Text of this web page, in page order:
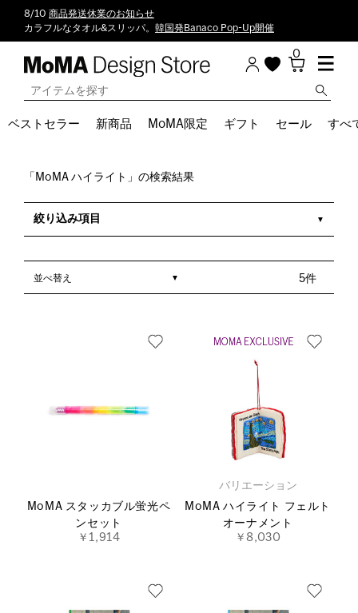
8/10 商品発送休業のお知らせ
カラフルなタオル&スリッパ。 韓国発Banaco Pop-Up開催
0
ベストセラー 新商品 MoMA限定 ギフト セール すべ
「MoMA ハイライト」の検索結果
絞り込み項目
5件
並べ替え
MoMA スタッカブル蛍光ペ
ンセット
￥1,914
バリエーション
MoMA ハイライト フェルト
オーナメント
￥8,030